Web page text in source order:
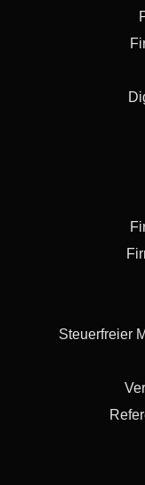
Steuerfreier